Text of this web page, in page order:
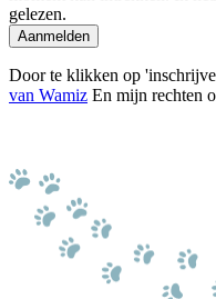
gelezen.
Aanmelden
Door te klikken op
van Wamiz En mijn rechten